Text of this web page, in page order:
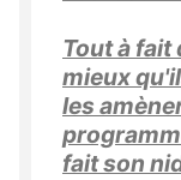
Tout à
mieux
les
fait son